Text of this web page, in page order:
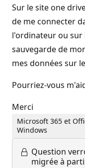
Sur le site one
de me connecter
l'ordinateur ou
sauvegarde de
mes données sur
Pourriez-vous
Merci
Microsoft 365 et
Windows
Question
migrée à